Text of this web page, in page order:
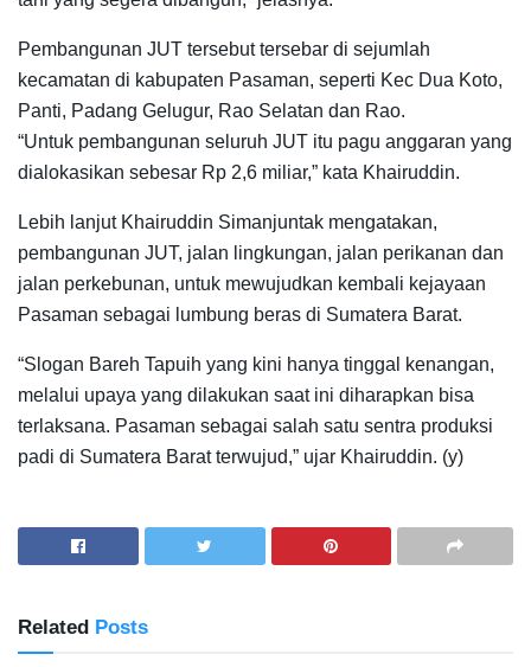
Pembangunan JUT tersebut tersebar di sejumlah
kecamatan di kabupaten Pasaman, seperti Kec Dua Koto,
Panti, Padang Gelugur, Rao Selatan dan Rao.
“Untuk pembangunan seluruh JUT itu pagu anggaran yang
dialokasikan sebesar Rp 2,6 miliar,” kata Khairuddin.
Lebih lanjut Khairuddin Simanjuntak mengatakan,
pembangunan JUT, jalan lingkungan, jalan perikanan dan
jalan perkebunan, untuk mewujudkan kembali kejayaan
Pasaman sebagai lumbung beras di Sumatera Barat.
“Slogan Bareh Tapuih yang kini hanya tinggal kenangan,
melalui upaya yang dilakukan saat ini diharapkan bisa
terlaksana. Pasaman sebagai salah satu sentra produksi
padi di Sumatera Barat terwujud,” ujar Khairuddin. (y)
Related Posts